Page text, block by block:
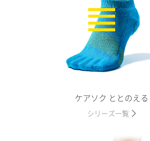
ケアソク ととのえる
シリーズ一覧